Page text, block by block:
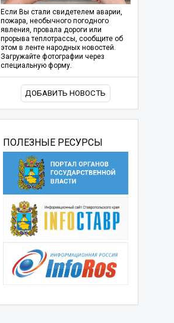
Если Вы стали свидетелем аварии,
пожара, необычного погодного
явления, провала дороги или
прорыва теплотрассы, сообщите об
этом в ленте народных новостей.
Загружайте фотографии через
специальную форму.
ДОБАВИТЬ НОВОСТЬ
ПОЛЕЗНЫЕ РЕСУРСЫ